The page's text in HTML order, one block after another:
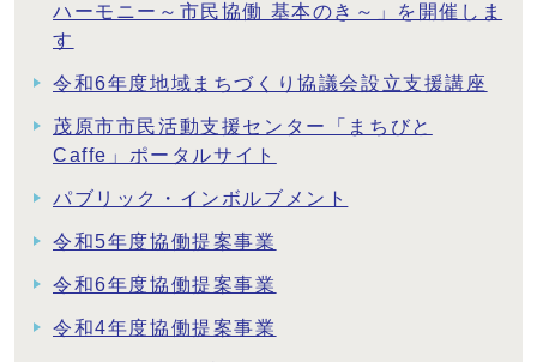
ハーモニー～市民協働 基本のき～」を開催しま
す
令和6年度地域まちづくり協議会設立支援講座
茂原市市民活動支援センター「まちびと
Caffe」ポータルサイト
パブリック・インボルブメント
令和5年度協働提案事業
令和6年度協働提案事業
令和4年度協働提案事業